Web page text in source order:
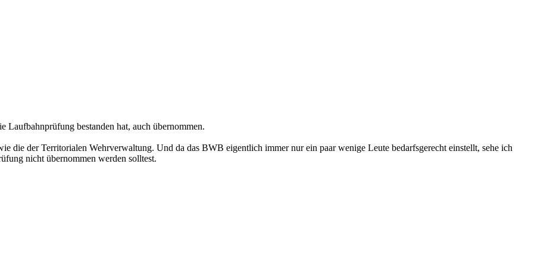
Laufbahnprüfung bestanden hat, auch übernommen.
die der Territorialen Wehrverwaltung. Und da das BWB eigentlich immer nur ein paar wenige Leute bedarfsgerecht einstellt, sehe ich
nicht übernommen werden solltest.